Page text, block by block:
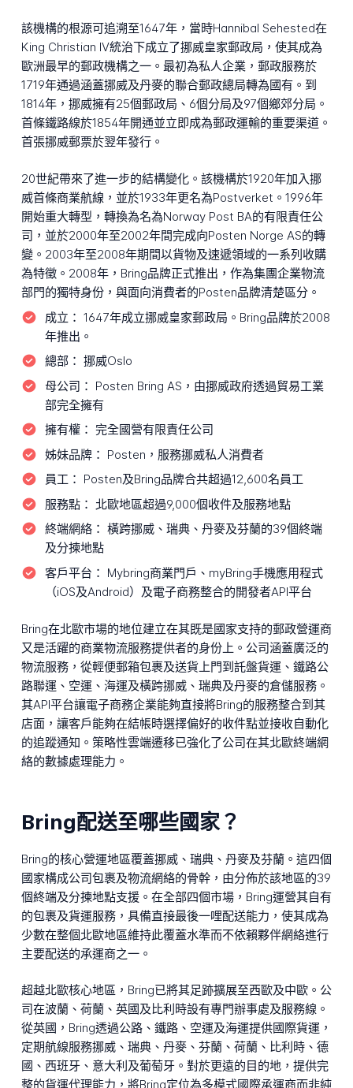
該機構的根源可追溯至1647年，當時Hannibal Sehested在
King Christian IV統治下成立了挪威皇家郵政局，使其成為
歐洲最早的郵政機構之一。最初為私人企業，郵政服務於
1719年通過涵蓋挪威及丹麥的聯合郵政總局轉為國有。到
1814年，挪威擁有25個郵政局、6個分局及97個鄉郊分局。
首條鐵路線於1854年開通並立即成為郵政運輸的重要渠道。
首張挪威郵票於翌年發行。
20世紀帶來了進一步的結構變化。該機構於1920年加入挪
威首條商業航線，並於1933年更名為Postverket。1996年
開始重大轉型，轉換為名為Norway Post BA的有限責任公
司，並於2000年至2002年間完成向Posten Norge AS的轉
變。2003年至2008年期間以貨物及速遞領域的一系列收購
為特徵。2008年，Bring品牌正式推出，作為集團企業物流
部門的獨特身份，與面向消費者的Posten品牌清楚區分。
成立： 1647年成立挪威皇家郵政局。Bring品牌於2008
年推出。
總部： 挪威Oslo
母公司： Posten Bring AS，由挪威政府透過貿易工業
部完全擁有
擁有權： 完全國營有限責任公司
姊妹品牌： Posten，服務挪威私人消費者
員工： Posten及Bring品牌合共超過12,600名員工
服務點： 北歐地區超過9,000個收件及服務地點
終端網絡： 橫跨挪威、瑞典、丹麥及芬蘭的39個終端
及分揀地點
客戶平台： Mybring商業門戶、myBring手機應用程式
（iOS及Android）及電子商務整合的開發者API平台
Bring在北歐市場的地位建立在其既是國家支持的郵政營運商
又是活躍的商業物流服務提供者的身份上。公司涵蓋廣泛的
物流服務，從輕便郵箱包裹及送貨上門到託盤貨運、鐵路公
路聯運、空運、海運及橫跨挪威、瑞典及丹麥的倉儲服務。
其API平台讓電子商務企業能夠直接將Bring的服務整合到其
店面，讓客戶能夠在結帳時選擇偏好的收件點並接收自動化
的追蹤通知。策略性雲端遷移已強化了公司在其北歐終端網
絡的數據處理能力。
Bring配送至哪些國家？
Bring的核心營運地區覆蓋挪威、瑞典、丹麥及芬蘭。這四個
國家構成公司包裹及物流網絡的骨幹，由分佈於該地區的39
個終端及分揀地點支援。在全部四個市場，Bring運營其自有
的包裹及貨運服務，具備直接最後一哩配送能力，使其成為
少數在整個北歐地區維持此覆蓋水準而不依賴夥伴網絡進行
主要配送的承運商之一。
超越北歐核心地區，Bring已將其足跡擴展至西歐及中歐。公
司在波蘭、荷蘭、英國及比利時設有專門辦事處及服務線。
從英國，Bring透過公路、鐵路、空運及海運提供國際貨運，
定期航線服務挪威、瑞典、丹麥、芬蘭、荷蘭、比利時、德
國、西班牙、意大利及葡萄牙。對於更遠的目的地，提供完
整的貨運代理能力，將Bring定位為多模式國際承運商而非純